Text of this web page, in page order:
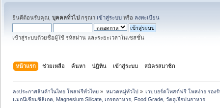
ยินดีต้อนรับคุณ, บุคคลทั่วไป กรุณา เข้าสู่ระบบ หรือ ลงทะเบียน
เข้าสู่ระบบด้วยชื่อผู้ใช้ รหัสผ่าน และระยะเวลาในเซสชั่น
หน้าแรก ช่วยเหลือ ค้นหา ปฏิทิน เข้าสู่ระบบ สมัครสมาชิก
ลงประกาศสินค้าในไทย โพสฟรีทั่วไทย » หมวดหมู่ทั่วไป» เวบบอร์ดโพสต์ฟรี โพสง่าย รอง
แมกนีเซียมซิลิเกต, Magnesium Silicate, เกรดอาหาร, Food Grade, วัตถุเจือปนอาหาร